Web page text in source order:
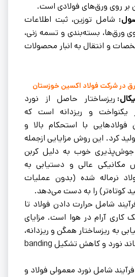
بر روی ورق‌های فولادی است.
شامل توزین، ثبت اطلاعات
ورق‌ها، بسته‌بندی و تسمه زنی،
و انتقال به انبار محصولات
ورق در شرکت فولاد اکسین خوزستان
ریزساختار حاصل از نورد
یکنواخت و ریزدانه است که
با استحکام بالا و
کرد. این روش مزایایی ازجمله
جوش‌پذیری خوب به دلیل کربن
مکانیکی عالی و دستیابی به
نرماله شده (بدون عملیات
کوتاه‌تر) را به دست می‌دهد.
شامل حرارت دادن فولاد تا
کاری آرام در هوا است. مزایای
به ریزساختار همگن و ریزدانه،
کاهش تنش‌های پسماند نورد و کاهش تشکیل banding
شامل نورد معمولی فولاد و